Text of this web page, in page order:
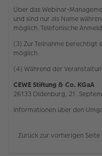
Über das Webinar-
und sind nur als Name
möglich. Telefonische
(3) Zur Teilnahme berechtigt
möglich.
(4) Während der
CEWE Stiftung & Co. KGaA
26133 Oldenburg, 21.
Informationen über den
Zurück zur vorherigen Seite